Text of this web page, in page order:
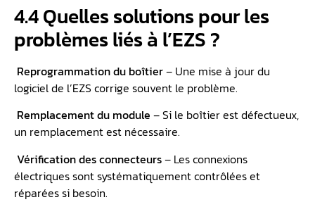
4.4 Quelles solutions pour les
problèmes liés à l’EZS ?
Reprogrammation du boîtier– Une mise à jour du
logiciel de l’EZS corrige souvent le problème.
Remplacement du module – Si le boîtier est défectueux,
un remplacement est nécessaire.
Vérification des connecteurs– Les connexions
électriques sont systématiquement contrôlées et
réparées si besoin.